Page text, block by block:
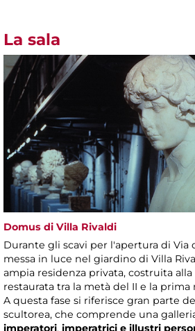
La sala
Domus di Villa Rivaldi
Durante gli scavi per l'apertura di Via
messa in luce nel giardino di Villa
ampia residenza privata, costruita alla
restaurata tra la metà del II e la prima
A questa fase si riferisce gran parte
scultorea, che comprende una
imperatori, imperatrici e illustri